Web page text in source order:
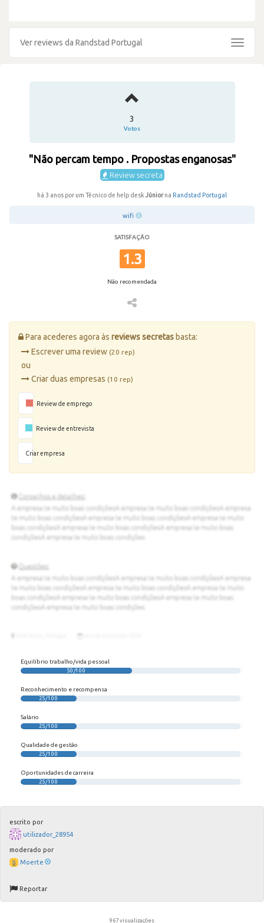
Ver reviews da Randstad Portugal
Toggle
3
Votos
"Não percam tempo . Propostas enganosas"
Review secreta
há 3 anos por um Técnico de help desk Júniorna Randstad Portugal
wifi
SATISFAÇÃO
1.3
Não recomendada
Para acederes agora às reviews secretas basta:
Escrever uma review (20 rep)
ou
Criar duas empresas (10 rep)
Review de emprego
Review de entrevista
Criar empresa
Equilíbrio trabalho/vida pessoal
50/100
Reconhecimento e recompensa
25/100
Salário
25/100
Qualidade de gestão
25/100
Oportunidades de carreira
25/100
escrito por
utilizador_28954
moderado por
Moerte
Reportar
967 visualizações